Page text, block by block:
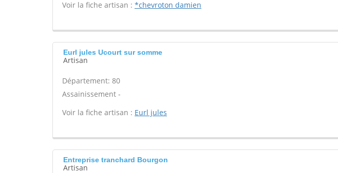
Voir la fiche artisan : *chevroton damien
Eurl jules Ucourt sur somme
Artisan
Département: 80
Assainissement -
Voir la fiche artisan : Eurl jules
Entreprise tranchard Bourgon
Artisan